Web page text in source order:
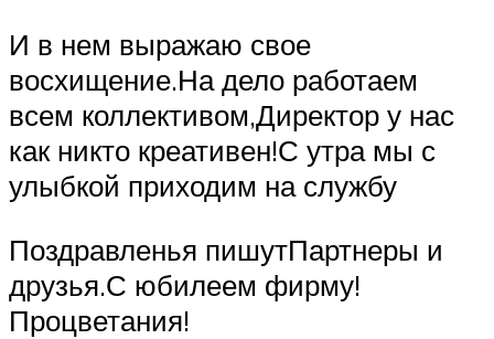
И в нем выражаю свое
восхищение.На дело работаем
всем коллективом,Директор у нас
как никто креативен!С утра мы с
улыбкой приходим на службу
Поздравленья пишутПартнеры и
друзья.С юбилеем фирму!
Процветания!